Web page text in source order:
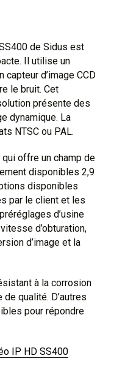
de Sidus est
Il utilise un
capteur d’image CCD
le bruit. Cet
présente des
dynamique. La
NTSC ou PAL.
qui offre un champ de
disponibles 2,9
disponibles
par le client et les
d’usine
d’obturation,
d’image et la
à la corrosion
qualité. D’autres
pour répondre
IP HD SS400